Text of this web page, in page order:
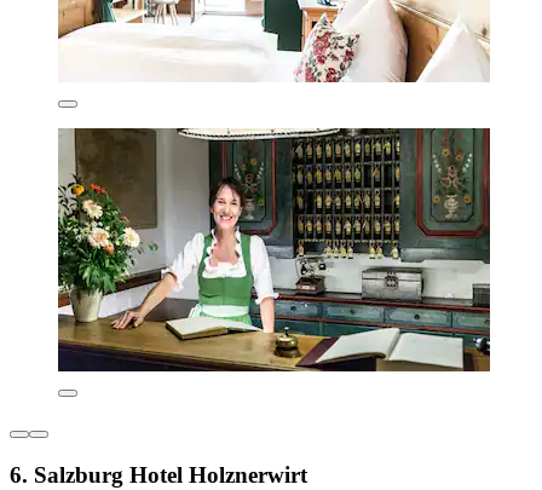
6. Salzburg Hotel Holznerwirt